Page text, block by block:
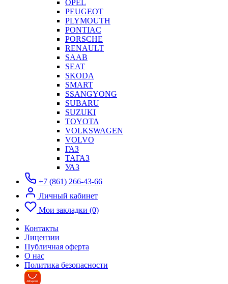
OPEL
PEUGEOT
PLYMOUTH
PONTIAC
PORSCHE
RENAULT
SAAB
SEAT
SKODA
SMART
SSANGYONG
SUBARU
SUZUKI
TOYOTA
VOLKSWAGEN
VOLVO
ГАЗ
ТАГАЗ
УАЗ
+7 (861) 266-43-66
Личный кабинет
Мои закладки (0)
Контакты
Лицензии
Публичная оферта
О нас
Политика безопасности